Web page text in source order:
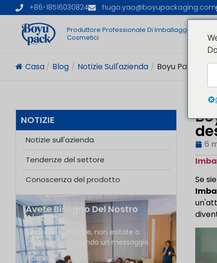
+86-18516030824 hugo.yao@boyupackaging.com
Produttore Professionale Di Imballaggi
Cosmetici
Casa / Blog / Notizie Sull'azienda / Boyu
NOTIZIE
Notizie sull'azienda
Tendenze del settore
Conoscenza del prodotto
Avete Bisogno Del Nostro
Aiuto?
Se avete domande, non esitate a
contattarci lasciando un messaggio.
Nome
6
Se